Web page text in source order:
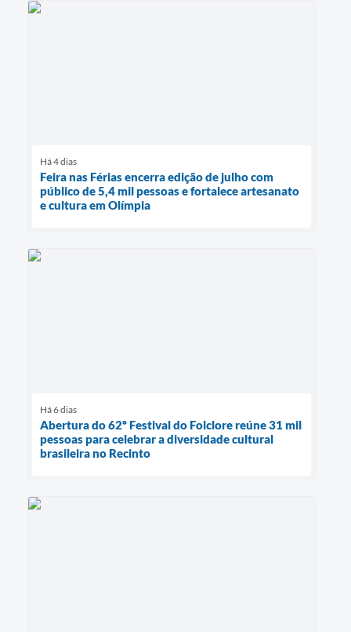
Há 4 dias
Feira nas Férias encerra edição de julho com
público de 5,4 mil pessoas e fortalece artesanato
e cultura em Olímpia
Há 6 dias
Abertura do 62º Festival do Folclore reúne 31 mil
pessoas para celebrar a diversidade cultural
brasileira no Recinto